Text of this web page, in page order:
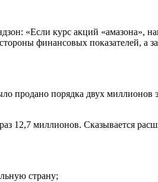
«Если курс акций «амазона»,
финансовых показателей, а
продано порядка двух миллионов
12,7 миллионов. Сказывается
страну;